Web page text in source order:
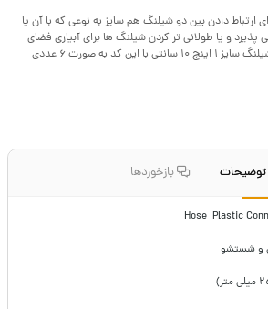
ارتباط دادن بین دو شیلنگ هم سایز به نوعی که با آن یا
و یا طولانی تر کردن شیلنگ ها برای آبیاری فضای
سبز میسر می شود. این رابط شیلنگ سایز ۱ اینچ ۱۰ سانتی با این کد به صورت ۶ عددی
توضیحات بازخوردها
و شستشو